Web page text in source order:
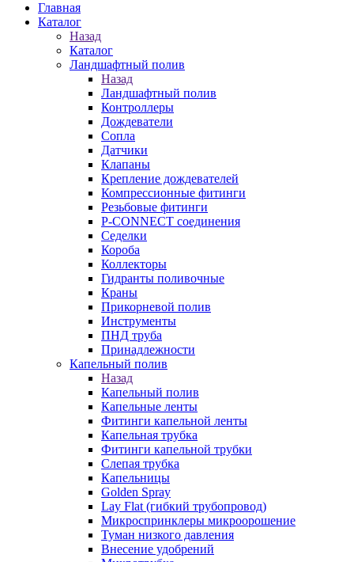
Главная
Каталог
Назад
Каталог
Ландшафтный полив
Назад
Ландшафтный полив
Контроллеры
Дождеватели
Сопла
Датчики
Клапаны
Крепление дождевателей
Компрессионные фитинги
Резьбовые фитинги
P-CONNECT соединения
Седелки
Короба
Коллекторы
Гидранты поливочные
Краны
Прикорневой полив
Инструменты
ПНД труба
Принадлежности
Капельный полив
Назад
Капельный полив
Капельные ленты
Фитинги капельной ленты
Капельная трубка
Фитинги капельной трубки
Слепая трубка
Капельницы
Golden Spray
Lay Flat (гибкий трубопровод)
Микроспринклеры микроорошение
Туман низкого давления
Внесение удобрений